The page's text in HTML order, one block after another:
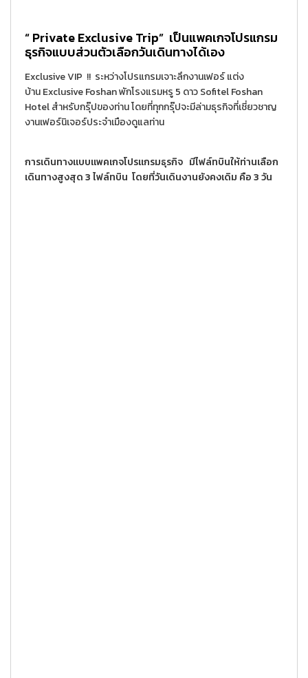
“ Private Exclusive Trip” เป็นแพคเกจโปรแกรม
ธุรกิจแบบส่วนตัวเลือกวันเดินทางได้เอง
Exclusive VIP !! ระหว่างโปรแกรมเจาะลึกงานเฟอร์ แต่ง
บ้าน Exclusive Foshan พักโรงแรมหรู 5 ดาว Sofitel Foshan
Hotel สำหรับกรุ๊ปของท่าน โดยที่ทุกกรุ๊ปจะมีล่ามธุรกิจที่เชี่ยวชาญ
งานเฟอร์นิเจอร์ประจำเมืองดูแลท่าน
การเดินทางแบบแพคเกจโปรแกรมธุรกิจ มีไฟล์ทบินให้ท่านเลือก
เดินทางสูงสุด 3 ไฟล์ทบิน โดยที่วันเดินงานยังคงเดิม คือ 3 วัน